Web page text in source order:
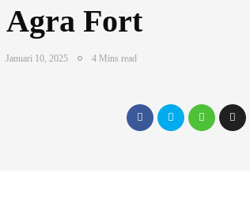
Fort
Januari 10, 2025 4 Mins read